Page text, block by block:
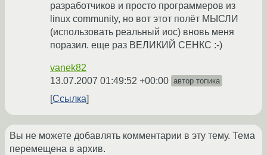
разработчиков и просто программеров из
linux community, но вот этот полёт МЫСЛИ
(использовать реальный иос) вновь меня
поразил. еще раз ВЕЛИКИЙ СЕНКС :-)
vanek82
13.07.2007 01:49:52 +00:00 автор топика
Ссылка
Вы не можете добавлять комментарии в эту тему. Тема
перемещена в архив.